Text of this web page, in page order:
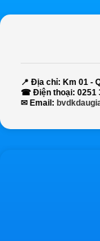
📍 Địa chỉ: Km 01 -
☎ Điện thoại: 0251
✉ Email: